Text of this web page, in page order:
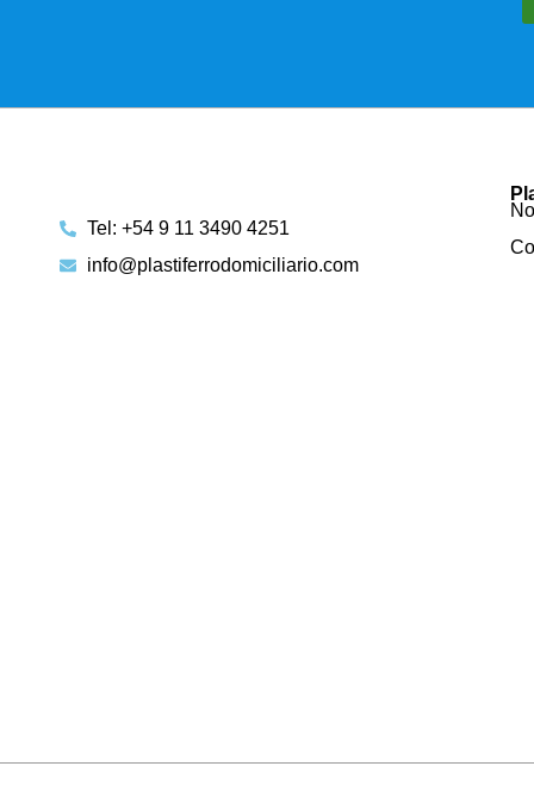
Tel: +54 9 11 3490 4251
info@plastiferrodomiciliario.com